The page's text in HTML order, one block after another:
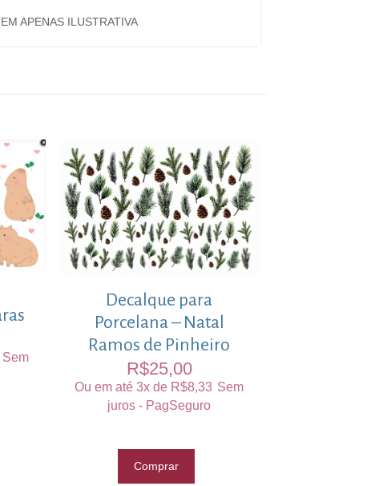
APENAS ILUSTRATIVA
Sem
Decalque para
Porcelana – Natal
Ramos de Pinheiro
R$25,00
Ou em até 3x de R$8,33 Sem
juros - PagSeguro
Comprar